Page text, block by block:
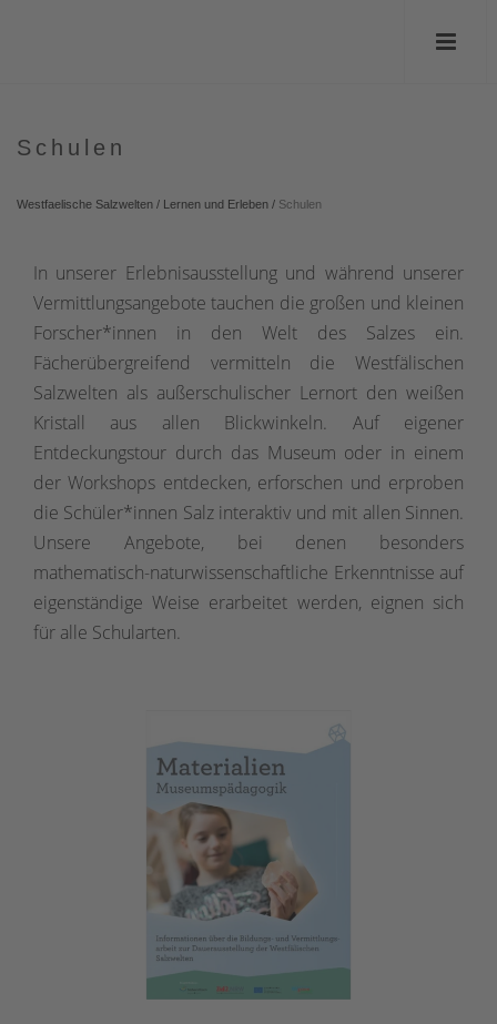
Schulen
Westfaelische Salzwelten / Lernen und Erleben / Schulen
In unserer Erlebnisausstellung und während unserer
Vermittlungsangebote tauchen die großen und kleinen
Forscher*innen in den Welt des Salzes ein.
Fächerübergreifend vermitteln die Westfälischen
Salzwelten als außerschulischer Lernort den weißen
Kristall aus allen Blickwinkeln. Auf eigener
Entdeckungstour durch das Museum oder in einem
der Workshops entdecken, erforschen und erproben
die Schüler*innen Salz interaktiv und mit allen Sinnen.
Unsere Angebote, bei denen besonders
mathematisch-naturwissenschaftliche Erkenntnisse auf
eigenständige Weise erarbeitet werden, eignen sich
für alle Schularten.